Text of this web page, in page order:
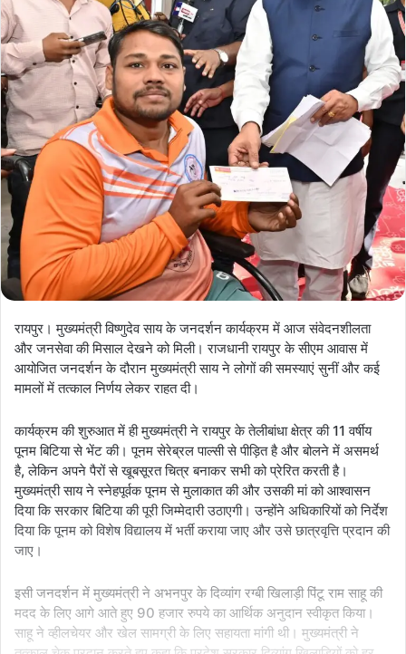
रायपुर। मुख्यमंत्री विष्णुदेव साय के जनदर्शन कार्यक्रम में आज संवेदनशीलता
और जनसेवा की मिसाल देखने को मिली। राजधानी रायपुर के सीएम आवास में
आयोजित जनदर्शन के दौरान मुख्यमंत्री साय ने लोगों की समस्याएं सुनीं और कई
मामलों में तत्काल निर्णय लेकर राहत दी।
कार्यक्रम की शुरुआत में ही मुख्यमंत्री ने रायपुर के तेलीबांधा क्षेत्र की 11 वर्षीय
पूनम बिटिया से भेंट की। पूनम सेरेब्रल पाल्सी से पीड़ित है और बोलने में असमर्थ
है, लेकिन अपने पैरों से खूबसूरत चित्र बनाकर सभी को प्रेरित करती है।
मुख्यमंत्री साय ने स्नेहपूर्वक पूनम से मुलाकात की और उसकी मां को आश्वासन
दिया कि सरकार बिटिया की पूरी जिम्मेदारी उठाएगी। उन्होंने अधिकारियों को निर्देश
दिया कि पूनम को विशेष विद्यालय में भर्ती कराया जाए और उसे छात्रवृत्ति प्रदान की
जाए।
इसी जनदर्शन में मुख्यमंत्री ने अभनपुर के दिव्यांग रग्बी खिलाड़ी पिंटू राम साहू की
मदद के लिए आगे आते हुए 90 हजार रुपये का आर्थिक अनुदान स्वीकृत किया।
साहू ने व्हीलचेयर और खेल सामग्री के लिए सहायता मांगी थी। मुख्यमंत्री ने